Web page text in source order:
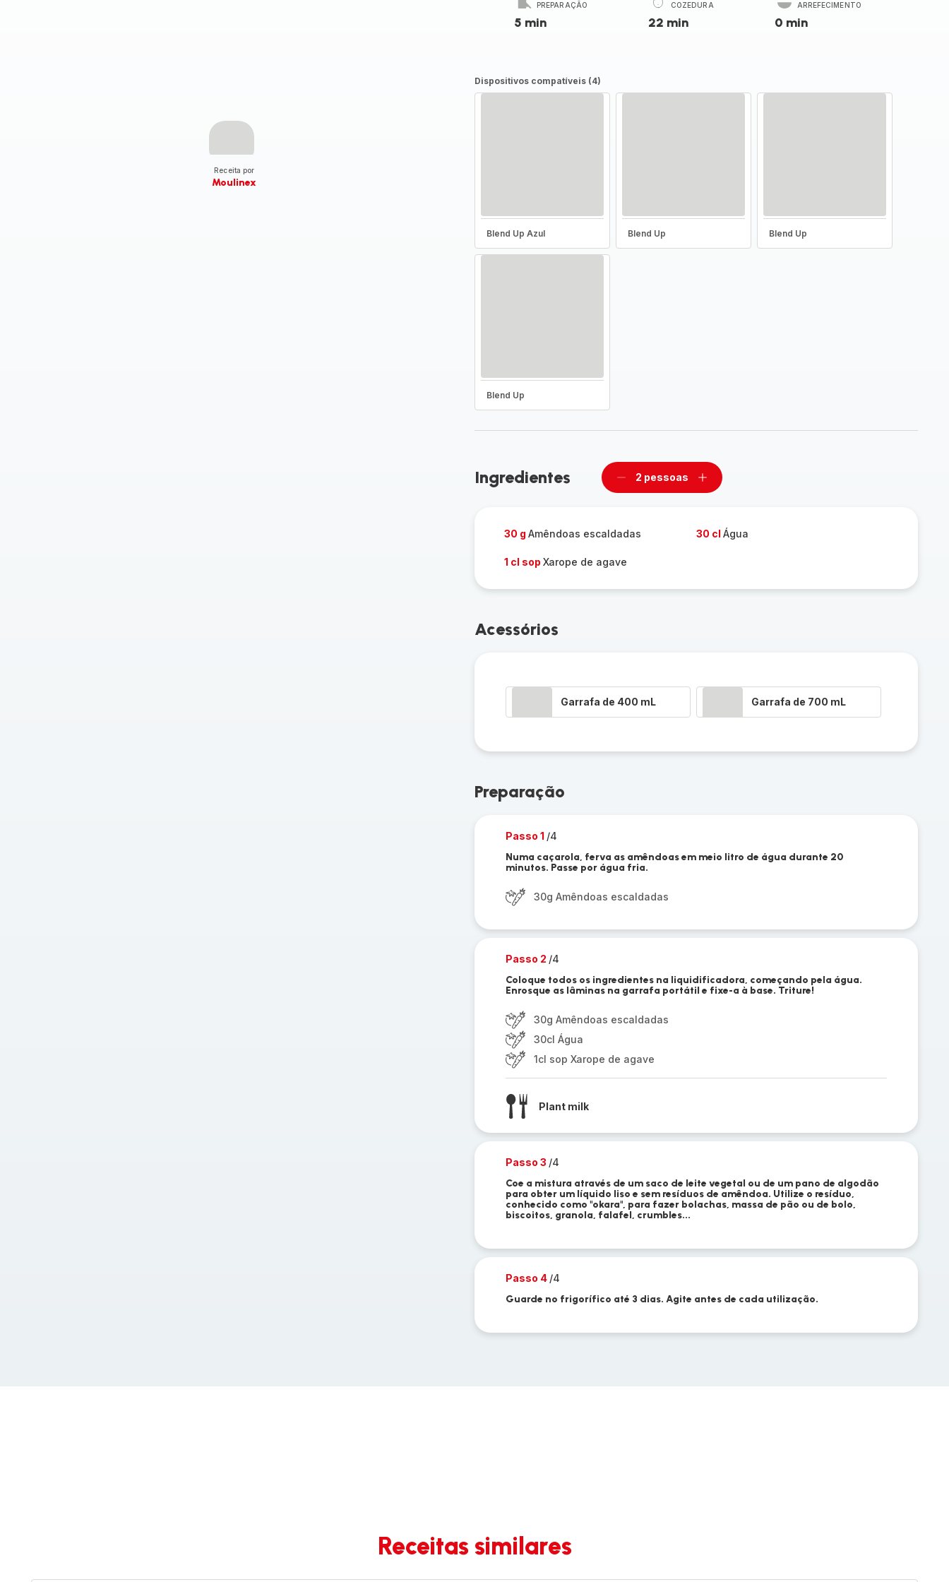
Receita por
Moulinex
PREPARAÇÃO
5 min
COZEDURA
22 min
ARREFECIMENTO
0 min
Dispositivos compatíveis (4)
Blend Up Azul Blend Up Blend Up
Blend Up
Ingredientes
Remover
2 pessoas
Adicionar
30 g Amêndoas escaldadas 30 cl Água
1 cl sop Xarope de agave
Acessórios
Garrafa de 400 mL Garrafa de 700 mL
Preparação
Passo 1 /4
Numa caçarola, ferva as amêndoas em meio litro de água durante 20
minutos. Passe por água fria.
30g Amêndoas escaldadas
Passo 2 /4
Coloque todos os ingredientes na liquidificadora, começando pela água.
Enrosque as lâminas na garrafa portátil e fixe-a à base. Triture!
30g Amêndoas escaldadas
30cl Água
1cl sop Xarope de agave
Plant milk
Passo 3 /4
Coe a mistura através de um saco de leite vegetal ou de um pano de algodão
para obter um líquido liso e sem resíduos de amêndoa. Utilize o resíduo,
conhecido como "okara", para fazer bolachas, massa de pão ou de bolo,
biscoitos, granola, falafel, crumbles...
Passo 4 /4
Guarde no frigorífico até 3 dias. Agite antes de cada utilização.
Receitas similares